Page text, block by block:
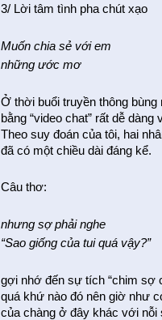
3/ Lời tâm tình pha chút xạo
Muốn chia sẻ với em
những ước mơ
Ở thời buổi truyền thông
bằng “video chat” rất dễ
Theo suy đoán của tôi, hai
đã có một chiều dài đáng kể.
Câu thơ:
nhưng sợ phải nghe
“Sao giống của tui quá vậy?”
gợi nhớ đến sự tích “chim sợ
quá khứ nào đó nên giờ như
của chàng ở đây khác với nỗi